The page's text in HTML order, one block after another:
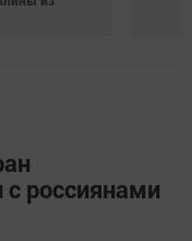
с россиянами